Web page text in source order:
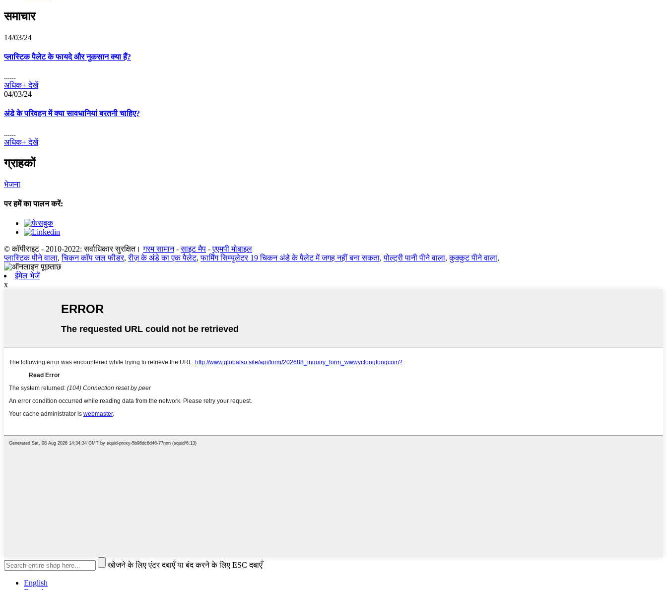
समाचार
14/03/24
प्लास्टिक पैलेट के फायदे और नुकसान क्या हैं?
......
अधिक+ देखें
04/03/24
अंडे के परिवहन में क्या सावधानियां बरतनी चाहिए?
......
अधिक+ देखें
ग्राहकों
भेजना
पर हमें का पालन करें:
© कॉपीराइट - 2010-2022: सर्वाधिकार सुरक्षित। गरम सामान-साइट मैप -एएमपी मोबाइल
प्लास्टिक पीने वाला,चिकन कॉप जल फीडर,रीज़ के अंडे का एक पैलेट,फार्मिंग सिम्युलेटर 19 चिकन अंडे के पैलेट में जगह नहीं बना सकता,पोल्ट्री पानी पीने वाला,कुक्कुट पीने वाला,
ईमेल भेजें
x
खोजने के लिए एंटर दबाएँ या बंद करने के लिए ESC दबाएँ
English